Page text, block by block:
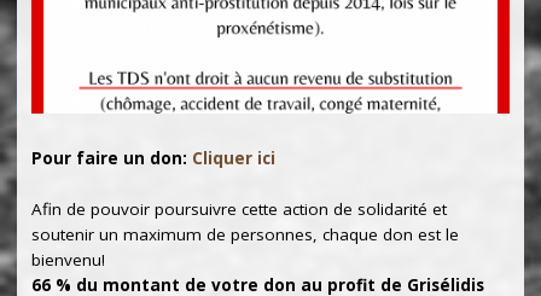
Pour faire un don: Cliquer ici
Afin de pouvoir poursuivre cette action de solidarité et
soutenir un maximum de personnes, chaque don est le
bienvenu!
66 % du montant de votre don au profit de Grisélidis